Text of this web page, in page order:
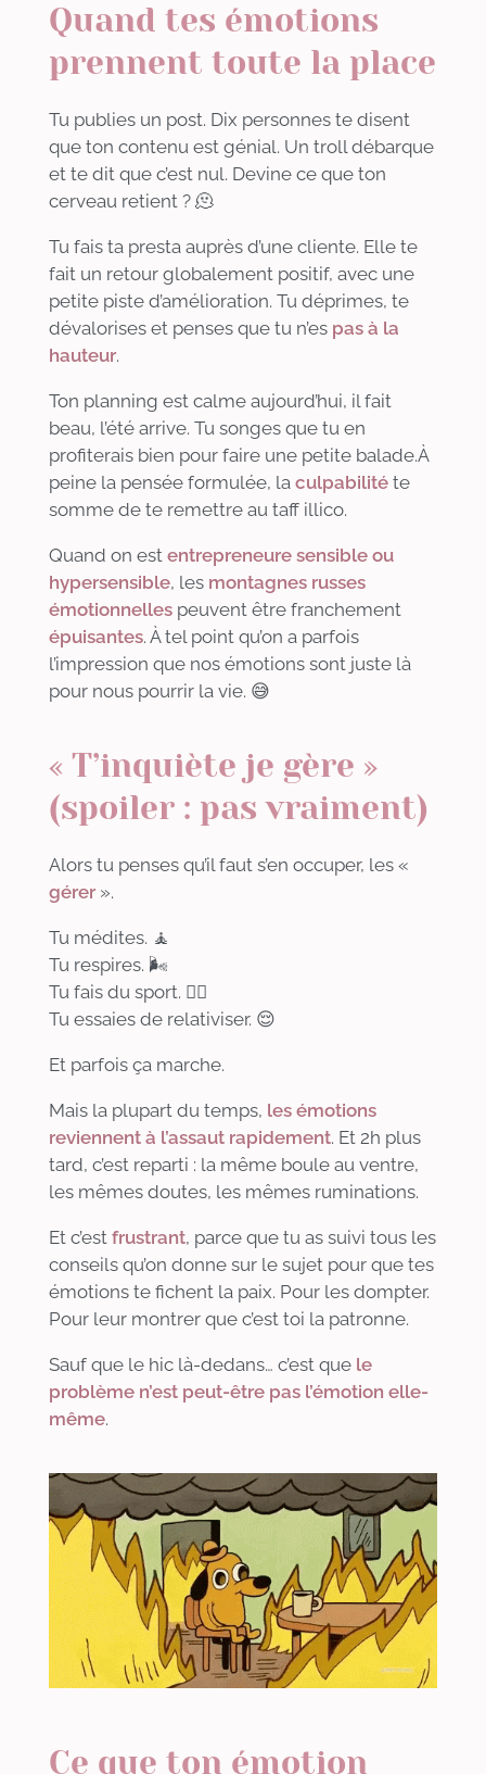
Quand tes émotions
prennent toute la place
Tu publies un post. Dix personnes te disent
que ton contenu est génial. Un troll débarque
et te dit que c’est nul. Devine ce que ton
cerveau retient ? 🫠
Tu fais ta presta auprès d’une cliente. Elle te
fait un retour globalement positif, avec une
petite piste d’amélioration. Tu déprimes, te
dévalorises et penses que tu n’es pas à la
hauteur.
Ton planning est calme aujourd’hui, il fait
beau, l’été arrive. Tu songes que tu en
profiterais bien pour faire une petite balade.À
peine la pensée formulée, la culpabilité te
somme de te remettre au taff illico.
Quand on est entrepreneure sensible ou
hypersensible, les montagnes russes
émotionnelles peuvent être franchement
épuisantes. À tel point qu’on a parfois
l’impression que nos émotions sont juste là
pour nous pourrir la vie. 😅
« T’inquiète je gère »
(spoiler : pas vraiment)
Alors tu penses qu’il faut s’en occuper, les «
gérer ».
Tu médites. 🧘
Tu respires. 🌬️
Tu fais du sport. 🚴‍♀️
Tu essaies de relativiser. 😌
Et parfois ça marche.
Mais la plupart du temps, les émotions
reviennent à l’assaut rapidement. Et 2h plus
tard, c’est reparti : la même boule au ventre,
les mêmes doutes, les mêmes ruminations.
Et c’est frustrant, parce que tu as suivi tous les
conseils qu’on donne sur le sujet pour que tes
émotions te fichent la paix. Pour les dompter.
Pour leur montrer que c’est toi la patronne.
Sauf que le hic là-dedans… c’est que le
problème n’est peut-être pas l’émotion elle-
même.
Ce que ton émotion